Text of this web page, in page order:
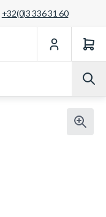
+32(0)3 336 31 60